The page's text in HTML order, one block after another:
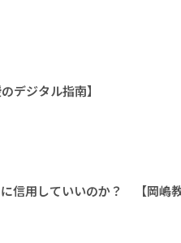
デジタル指南】
信用していいのか？ 【岡嶋